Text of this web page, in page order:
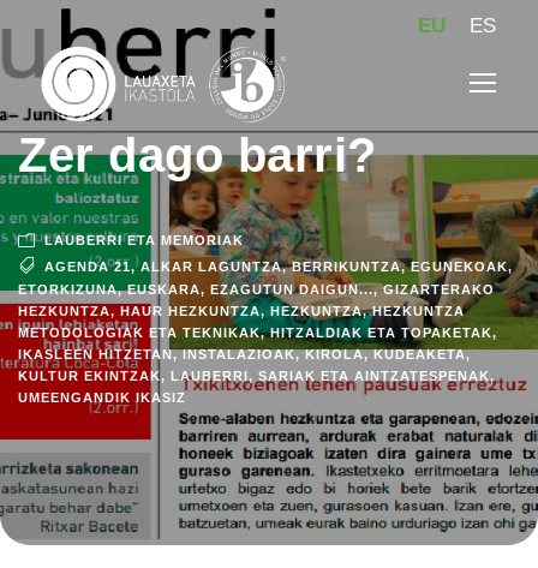
EU ES
Zer dago barri?
LAUBERRI ETA MEMORIAK
AGENDA 21, ALKAR LAGUNTZA, BERRIKUNTZA, EGUNEKOAK,
ETORKIZUNA, EUSKARA, EZAGUTUN DAIGUN..., GIZARTERAKO
HEZKUNTZA, HAUR HEZKUNTZA, HEZKUNTZA, HEZKUNTZA
METODOLOGIAK ETA TEKNIKAK, HITZALDIAK ETA TOPAKETAK,
IKASLEEN HITZETAN, INSTALAZIOAK, KIROLA, KUDEAKETA,
KULTUR EKINTZAK, LAUBERRI, SARIAK ETA AINTZATESPENAK,
UMEENGANDIK IKASIZ